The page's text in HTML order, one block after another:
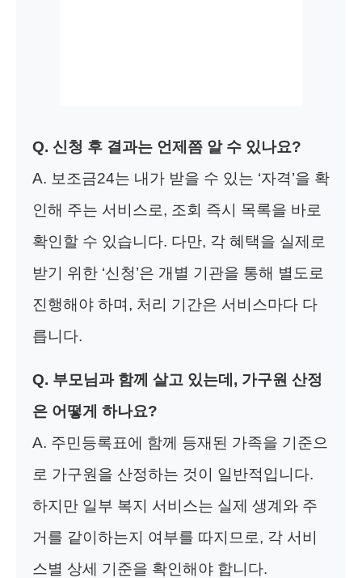
Q. 신청 후 결과는 언제쯤 알 수 있나요?
A. 보조금24는 내가 받을 수 있는 ‘자격’을 확
인해 주는 서비스로, 조회 즉시 목록을 바로
확인할 수 있습니다. 다만, 각 혜택을 실제로
받기 위한 ‘신청’은 개별 기관을 통해 별도로
진행해야 하며, 처리 기간은 서비스마다 다
릅니다.
Q. 부모님과 함께 살고 있는데, 가구원 산정
은 어떻게 하나요?
A. 주민등록표에 함께 등재된 가족을 기준으
로 가구원을 산정하는 것이 일반적입니다.
하지만 일부 복지 서비스는 실제 생계와 주
거를 같이하는지 여부를 따지므로, 각 서비
스별 상세 기준을 확인해야 합니다.